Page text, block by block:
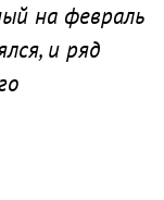
на февраль
и ряд